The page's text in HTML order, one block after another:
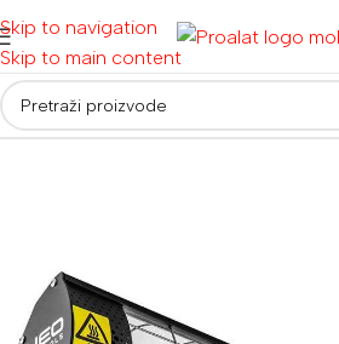
Skip to navigation
Skip to main content
Početna/ Ostalo/Grijalice i ventilatori